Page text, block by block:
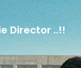
Director ..!!